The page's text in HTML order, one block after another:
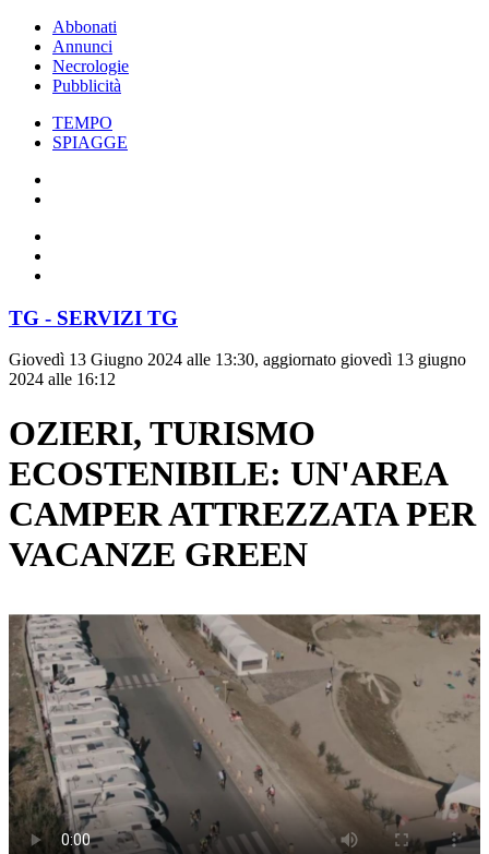
Abbonati
Annunci
Necrologie
Pubblicità
TEMPO
SPIAGGE
TG - SERVIZI TG
Giovedì 13 Giugno 2024 alle 13:30, aggiornato giovedì 13 giugno
2024 alle 16:12
OZIERI, TURISMO
ECOSTENIBILE: UN'AREA
CAMPER ATTREZZATA PER
VACANZE GREEN